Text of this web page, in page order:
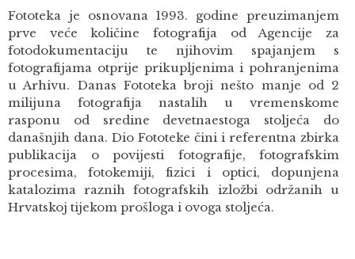
Fototeka je osnovana 1993. godine preuzimanjem
prve veće količine fotografija od Agencije za
fotodokumentaciju te njihovim spajanjem s
fotografijama otprije prikupljenima i pohranjenima
u Arhivu. Danas Fototeka broji nešto manje od 2
milijuna fotografija nastalih u vremenskome
rasponu od sredine devetnaestoga stoljeća do
današnjih dana. Dio Fototeke čini i referentna zbirka
publikacija o povijesti fotografije, fotografskim
procesima, fotokemiji, fizici i optici, dopunjena
katalozima raznih fotografskih izložbi održanih u
Hrvatskoj tijekom prošloga i ovoga stoljeća.